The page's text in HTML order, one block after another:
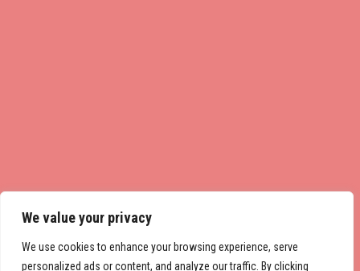
We value your privacy
We use cookies to enhance your browsing experience, serve
personalized ads or content, and analyze our traffic. By clicking